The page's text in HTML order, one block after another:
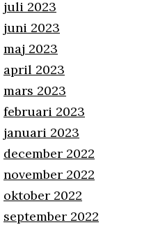
juli 2023
juni 2023
maj 2023
april 2023
mars 2023
februari 2023
januari 2023
december 2022
november 2022
oktober 2022
september 2022